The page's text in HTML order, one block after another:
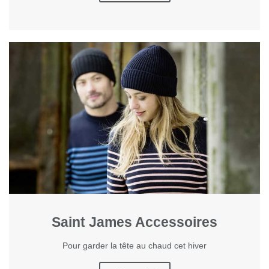
Saint James Accessoires
Pour garder la tête au chaud cet hiver